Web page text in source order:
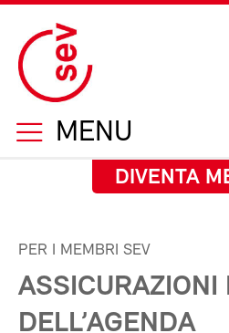
MENU
DIVENTA
PER I MEMBRI SEV
ASSICURAZIONI
DELL’AGENDA